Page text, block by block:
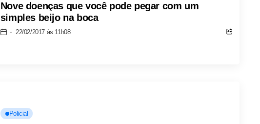
Nove doenças que você pode pegar com um
simples beijo na boca
22/02/2017 às 11h08
Policial